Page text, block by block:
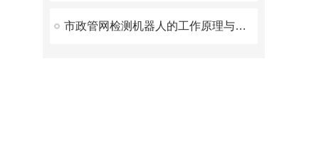
市政管网检测机器人的工作原理与技术创新